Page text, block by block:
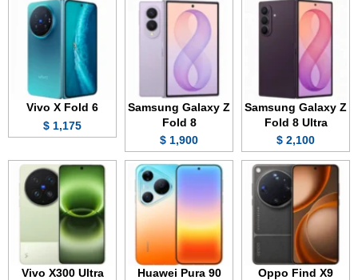
Samsung Galaxy Z
Fold 8 Ultra
2,100 $
Samsung Galaxy Z
Fold 8
1,900 $
Vivo X Fold 6
1,175 $
Oppo Find X9
Huawei Pura 90
Vivo X300 Ultra